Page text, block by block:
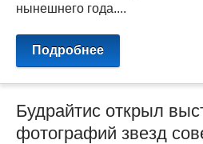
нынешнего года....
Подробнее
Будрайтис открыл
фотографий звезд